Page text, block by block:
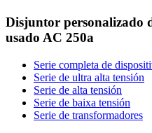
Disjuntor personalizado
usado AC 250a
Serie completa de
Serie de ultra alta tensión
Serie de alta tensión
Serie de baixa tensión
Serie de transformadores